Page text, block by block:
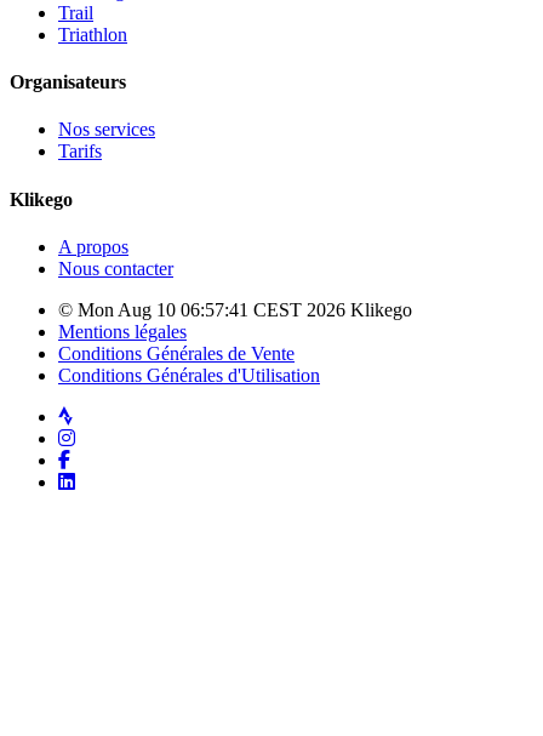
Trail
Triathlon
Organisateurs
Nos services
Tarifs
Klikego
A propos
Nous contacter
© Mon Aug 10 06:57:41 CEST 2026 Klikego
Mentions légales
Conditions Générales de Vente
Conditions Générales d'Utilisation
Strava
Instagram
Facebook
LinkedIn